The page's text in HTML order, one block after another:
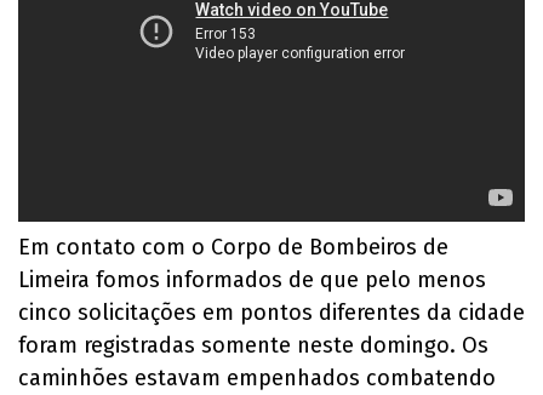
Em contato com o Corpo de Bombeiros de
Limeira fomos informados de que pelo menos
cinco solicitações em pontos diferentes da cidade
foram registradas somente neste domingo. Os
caminhões estavam empenhados combatendo